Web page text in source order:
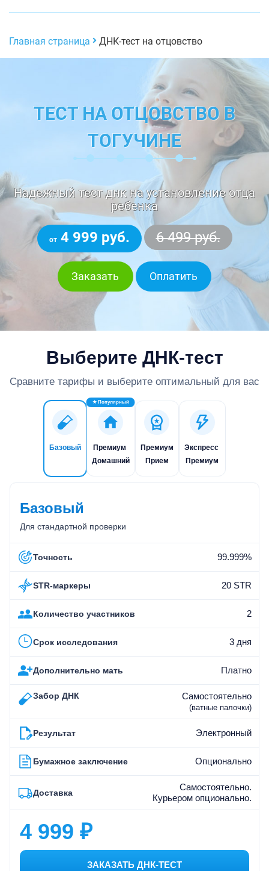
Главная страница ДНК-тест на отцовство
ТЕСТ НА ОТЦОВСТВО В
ТОГУЧИНЕ
Надежный тест днк на установление отца
ребенка
от4 999 руб. 6 499 руб.
Заказать Оплатить
Выберите ДНК-тест
Сравните тарифы и выберите оптимальный для вас
Базовый
Премиум
Домашний
Премиум
Прием
Экспресс
Премиум
Базовый
Для стандартной проверки
Точность 99.999%
STR-маркеры 20 STR
Количество участников 2
Срок исследования 3 дня
Дополнительно мать Платно
Забор ДНК Самостоятельно
(ватные палочки)
Результат Электронный
Бумажное заключение Опционально
Доставка
Самостоятельно.
Курьером опционально.
4 999 ₽
ЗАКАЗАТЬ ДНК-ТЕСТ